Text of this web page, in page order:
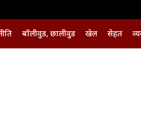
बॉलीवुड, छालीवुड खेल सेहत